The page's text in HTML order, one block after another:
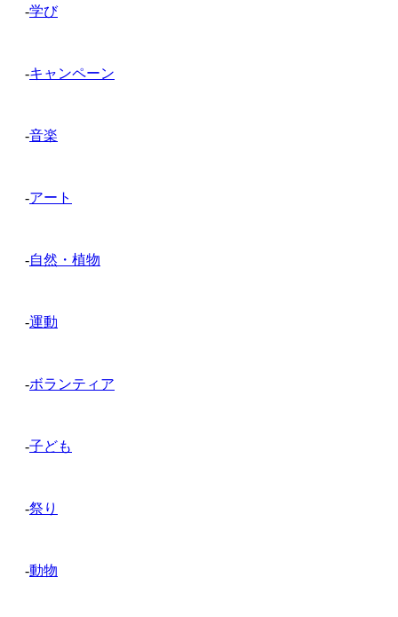
-学び
-キャンペーン
-音楽
-アート
-自然・植物
-運動
-ボランティア
-子ども
-祭り
-動物